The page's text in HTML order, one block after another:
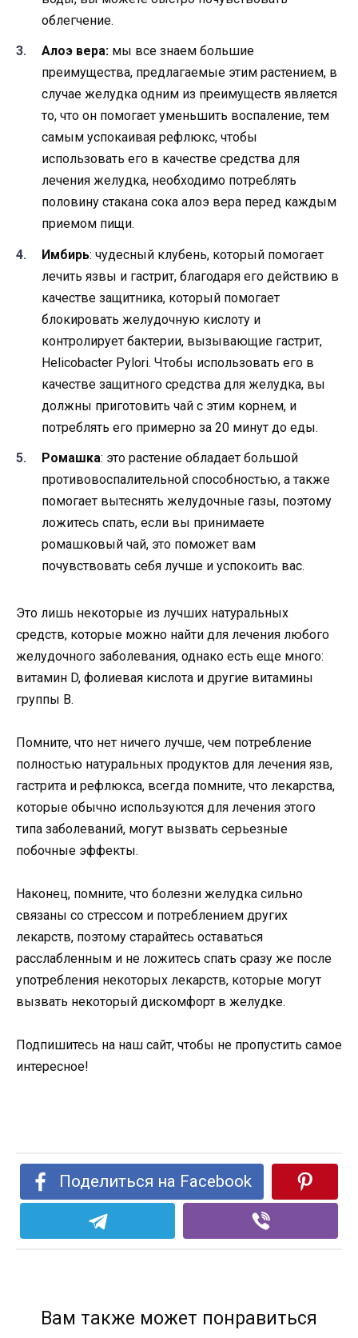
облегчение.
Алоэ вера: мы все знаем большие
преимущества, предлагаемые этим растением, в
случае желудка одним из преимуществ является
то, что он помогает уменьшить воспаление, тем
самым успокаивая рефлюкс, чтобы
использовать его в качестве средства для
лечения желудка, необходимо потреблять
половину стакана сока алоэ вера перед каждым
приемом пищи.
Имбирь: чудесный клубень, который помогает
лечить язвы и гастрит, благодаря его действию в
качестве защитника, который помогает
блокировать желудочную кислоту и
контролирует бактерии, вызывающие гастрит,
Helicobacter Pylori. Чтобы использовать его в
качестве защитного средства для желудка, вы
должны приготовить чай с этим корнем, и
потреблять его примерно за 20 минут до еды.
Ромашка: это растение обладает большой
противовоспалительной способностью, а также
помогает вытеснять желудочные газы, поэтому
ложитесь спать, если вы принимаете
ромашковый чай, это поможет вам
почувствовать себя лучше и успокоить вас.
Это лишь некоторые из лучших натуральных
средств, которые можно найти для лечения любого
желудочного заболевания, однако есть еще много:
витамин D, фолиевая кислота и другие витамины
группы В.
Помните, что нет ничего лучше, чем потребление
полностью натуральных продуктов для лечения язв,
гастрита и рефлюкса, всегда помните, что лекарства,
которые обычно используются для лечения этого
типа заболеваний, могут вызвать серьезные
побочные эффекты.
Наконец, помните, что болезни желудка сильно
связаны со стрессом и потреблением других
лекарств, поэтому старайтесь оставаться
расслабленным и не ложитесь спать сразу же после
употребления некоторых лекарств, которые могут
вызвать некоторый дискомфорт в желудке.
Подпишитесь на наш сайт, чтобы не пропустить самое
интересное!
Поделиться на Facebook
Вам также может понравиться